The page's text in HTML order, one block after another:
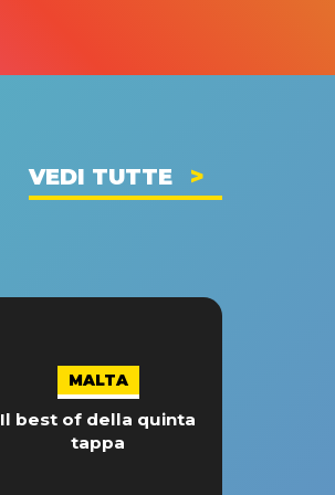
VEDI TUTTE
MALTA
Il best of della quinta
tappa